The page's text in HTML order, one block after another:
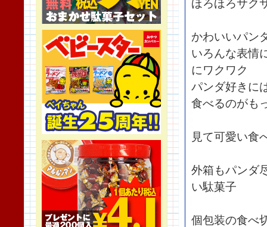
ほろほろサク
かわいいパン
いろんな表情
にワクワク
パンダ好きに
食べるのがも
見て可愛い食
外箱もパンダ
い駄菓子
個包装の食べ